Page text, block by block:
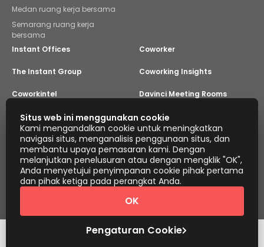
Medan ruang kerja bersama
Semarang ruang kerja
bersama
Instant Offices Coworker
The Instant Group Coworking Insights
Coworkintel Davinci Meeting Rooms
Davinci Virtual Incendium
Yta
Bagian dari
Instant Group
Peta situs Ketentuan
Privasi
Pernyataan Mengenai Perbudakan Modern
Tentang
Hak Cipta © 2026 Easy Offices. Hak cipta dilindungi
Undang-Undang.
Situs web ini menggunakan cookie
Kami mengandalkan cookie untuk meningkatkan
navigasi situs, menganalisis penggunaan situs, dan
membantu upaya pemasaran kami. Dengan
melanjutkan penelusuran atau dengan mengklik "OK",
Anda menyetujui penyimpanan cookie pihak pertama
dan pihak ketiga pada perangkat Anda.
Pengaturan Cookie
OK
Atur jadwal